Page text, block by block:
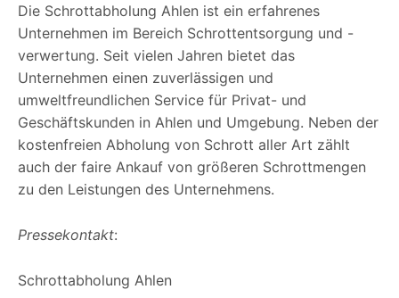
Die Schrottabholung Ahlen ist ein erfahrenes
Unternehmen im Bereich Schrottentsorgung und -
verwertung. Seit vielen Jahren bietet das
Unternehmen einen zuverlässigen und
umweltfreundlichen Service für Privat- und
Geschäftskunden in Ahlen und Umgebung. Neben der
kostenfreien Abholung von Schrott aller Art zählt
auch der faire Ankauf von größeren Schrottmengen
zu den Leistungen des Unternehmens.
Pressekontakt:
Schrottabholung Ahlen